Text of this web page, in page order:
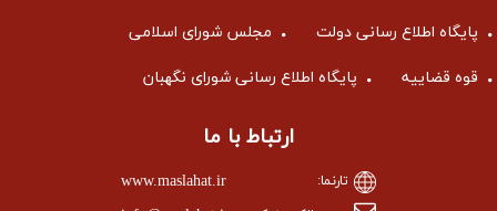
پایگاه اطلاع رسانی دولت مجلس شورای اسلامی
قوه قضاییه پایگاه اطلاع رسانی شورای نگهبان
ارتباط با ما
تارنما: www.maslahat.ir